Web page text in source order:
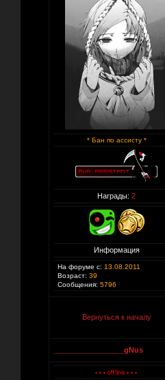
* Бан по ассисту *
Награды: 2
Информация
На форуме с: 13.08.2011
Возраст: 39
Сообщения: 5796
Вернуться к началу
_________________gNus